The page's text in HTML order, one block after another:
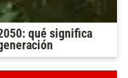
qué significa